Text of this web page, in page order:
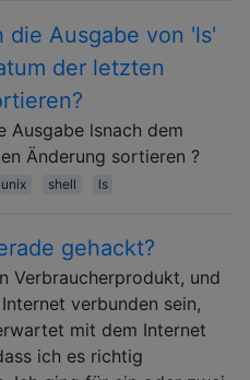
die Ausgabe von 'ls'
der letzten
Ausgabe lsnach dem
Änderung sortieren ?
unix shell ls
gehackt?
Verbraucherprodukt, und
verbunden sein,
mit dem Internet
ich es richtig